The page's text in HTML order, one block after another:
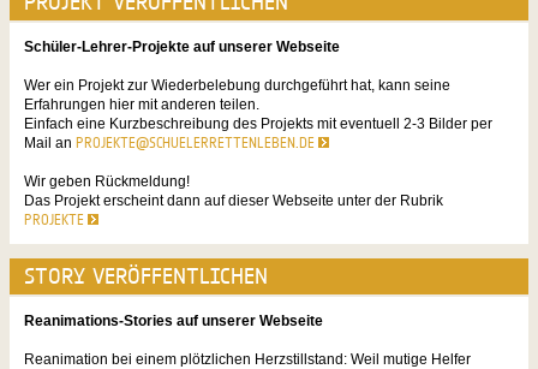
Schüler-Lehrer-Projekte auf unserer Webseite
Wer ein Projekt zur Wiederbelebung durchgeführt hat, kann seine
Erfahrungen hier mit anderen teilen.
Einfach eine Kurzbeschreibung des Projekts mit eventuell 2-3 Bilder per
Mail an PROJEKTE@SCHUELERRETTENLEBEN.DE
Wir geben Rückmeldung!
Das Projekt erscheint dann auf dieser Webseite unter der Rubrik
PROJEKTE
STORY VERÖFFENTLICHEN
Reanimations-Stories auf unserer Webseite
Reanimation bei einem plötzlichen Herzstillstand: Weil mutige Helfer